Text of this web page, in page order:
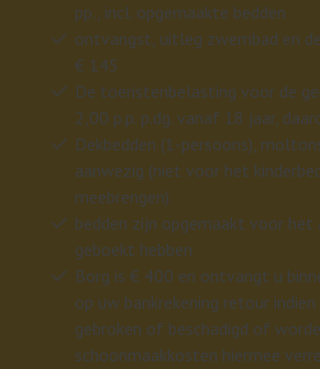
pp., incl. opgemaakte bedden
ontvangst, uitleg zwembad en
€ 145
De toeristenbelasting voor de
2,00 p.p. p.dg. vanaf 18 jaar,
Dekbedden (1-persoons),
aanwezig (niet voor het
meebrengen).
bedden zijn opgemaakt voor
geboekt hebben
Borg is € 400 en ontvangt u
op uw bankrekening retour
gebroken of beschadigd of
schoonmaakkosten hiermee